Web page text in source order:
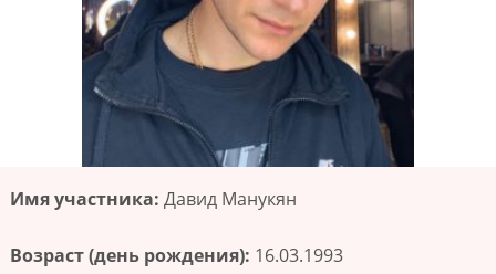
Имя участника: Давид Манукян
Возраст (день рождения): 16.03.1993